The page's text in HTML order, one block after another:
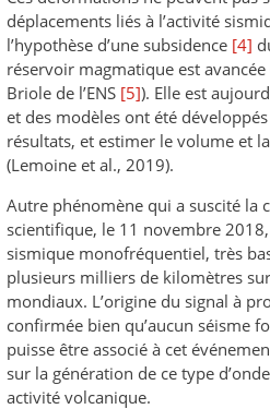
déplacements liés à l’activité
l’hypothèse d’une subsidence [4]
réservoir magmatique est
Briole de l’ENS [5]). Elle est
et des modèles ont été
résultats, et estimer le volume et
(Lemoine et al., 2019).
Autre phénomène qui a suscité la
scientifique, le 11 novembre
sismique monofréquentiel, très
plusieurs milliers de kilomètres
mondiaux. L’origine du signal à
confirmée bien qu’aucun séisme
puisse être associé à cet
sur la génération de ce type
activité volcanique.